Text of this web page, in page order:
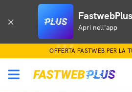
FastwebPlus
Apri nell'app
OFFERTA FASTWEB PER LA